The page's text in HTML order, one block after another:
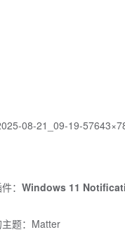
08-21_09-19-
： Windows 11
题：Matter